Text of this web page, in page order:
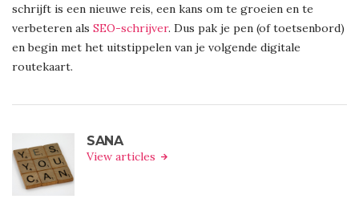
schrijft is een nieuwe reis, een kans om te groeien en te
verbeteren als SEO-schrijver. Dus pak je pen (of toetsenbord)
en begin met het uitstippelen van je volgende digitale
routekaart.
SANA
View articles